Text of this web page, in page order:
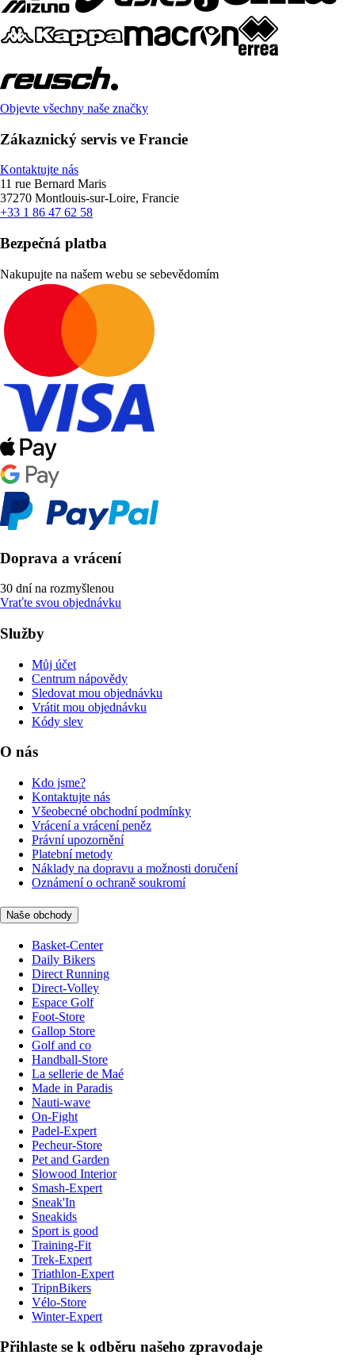
Objevte všechny naše značky
Zákaznický servis ve Francie
Kontaktujte nás
11 rue Bernard Maris
37270 Montlouis-sur-Loire, Francie
+33 1 86 47 62 58
Bezpečná platba
Nakupujte na našem webu se sebevědomím
Doprava a vrácení
30 dní na rozmyšlenou
Vraťte svou objednávku
Služby
Můj účet
Centrum nápovědy
Sledovat mou objednávku
Vrátit mou objednávku
Kódy slev
O nás
Kdo jsme?
Kontaktujte nás
Všeobecné obchodní podmínky
Vrácení a vrácení peněz
Právní upozornění
Platební metody
Náklady na dopravu a možnosti doručení
Oznámení o ochraně soukromí
Naše obchody
Basket-Center
Daily Bikers
Direct Running
Direct-Volley
Espace Golf
Foot-Store
Gallop Store
Golf and co
Handball-Store
La sellerie de Maé
Made in Paradis
Nauti-wave
On-Fight
Padel-Expert
Pecheur-Store
Pet and Garden
Slowood Interior
Smash-Expert
Sneak'In
Sneakids
Sport is good
Training-Fit
Trek-Expert
Triathlon-Expert
TripnBikers
Vélo-Store
Winter-Expert
Přihlaste se k odběru našeho zpravodaje